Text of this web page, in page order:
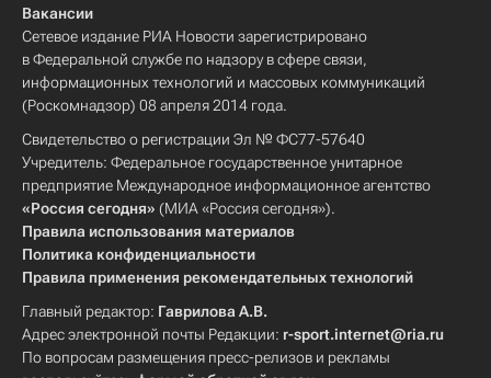
Вакансии
Сетевое издание РИА Новости зарегистрировано
в Федеральной службе по надзору в сфере связи,
информационных технологий и массовых коммуникаций
(Роскомнадзор) 08 апреля 2014 года.
Свидетельство о регистрации Эл № ФС77-57640
Учредитель: Федеральное государственное унитарное
предприятие Международное информационное агентство
«Россия сегодня» (МИА «Россия сегодня»).
Правила использования материалов
Политика конфиденциальности
Правила применения рекомендательных технологий
Главный редактор: Гаврилова А.В.
Адрес электронной почты Редакции: r-sport.internet@ria.ru
По вопросам размещения пресс-релизов и рекламы